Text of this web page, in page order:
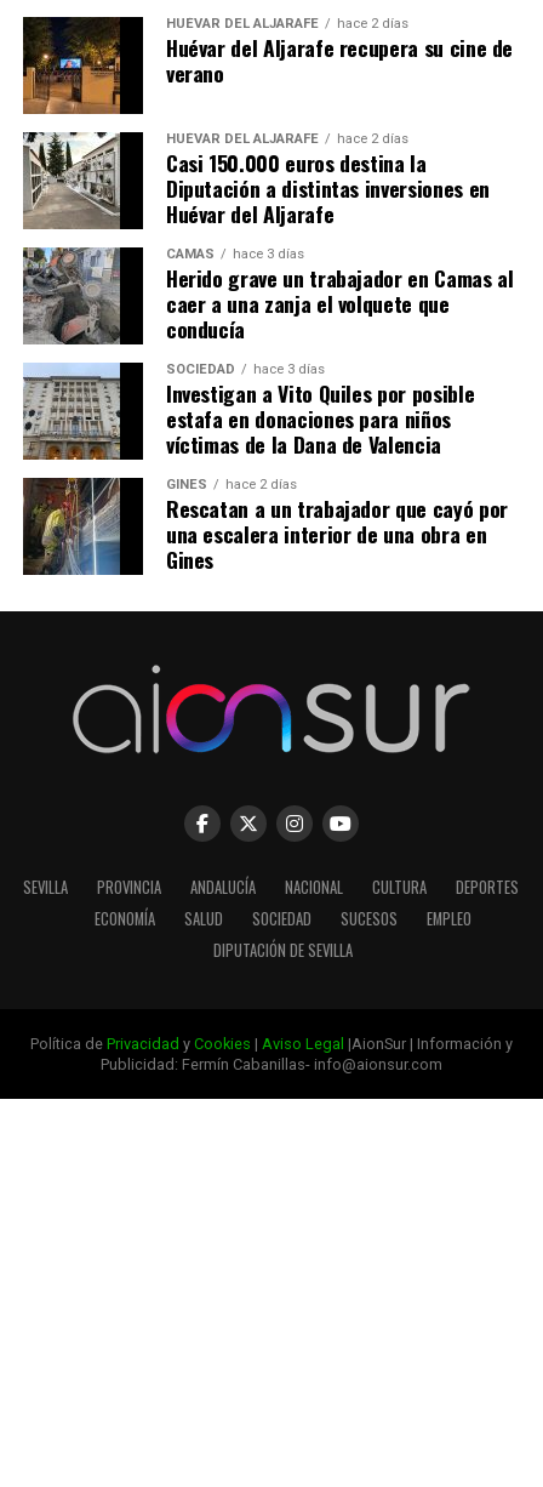
HUÉVAR DEL ALJARAFE hace 2 días
Huévar del Aljarafe recupera su cine de
verano
HUÉVAR DEL ALJARAFE hace 2 días
Casi 150.000 euros destina la
Diputación a distintas inversiones en
Huévar del Aljarafe
CAMAS hace 3 días
Herido grave un trabajador en Camas al
caer a una zanja el volquete que
conducía
SOCIEDAD hace 3 días
Investigan a Vito Quiles por posible
estafa en donaciones para niños
víctimas de la Dana de Valencia
GINES hace 2 días
Rescatan a un trabajador que cayó por
una escalera interior de una obra en
Gines
SEVILLA PROVINCIA ANDALUCÍA NACIONAL CULTURA
DEPORTES
ECONOMÍA
SALUD SOCIEDAD SUCESOS
EMPLEO
DIPUTACIÓN DE SEVILLA
Política de Privacidad y Cookies | Aviso Legal |AionSur | Información y
Publicidad: Fermín Cabanillas- info@aionsur.com